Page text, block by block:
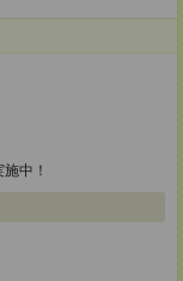
中！